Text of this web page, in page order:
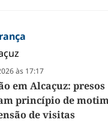
às 17:17
em Alcaçuz: presos
princípio de
de visitas